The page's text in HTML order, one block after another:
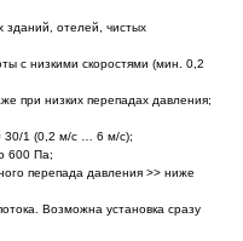
отелей, чистых
с низкими скоростями (мин. 0,2
при низких перепадах давления;
30/1 (0,2 м/с … 6 м/с);
600 Па;
перепада давления >> ниже
Возможна установка сразу